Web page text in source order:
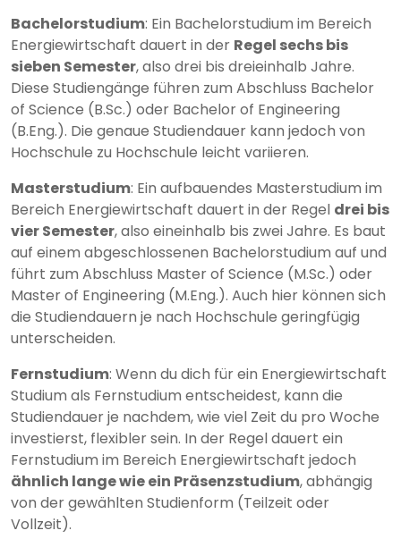
Bachelorstudium: Ein Bachelorstudium im Bereich
Energiewirtschaft dauert in der Regel sechs bis
sieben Semester, also drei bis dreieinhalb Jahre.
Diese Studiengänge führen zum Abschluss Bachelor
of Science (B.Sc.) oder Bachelor of Engineering
(B.Eng.). Die genaue Studiendauer kann jedoch von
Hochschule zu Hochschule leicht variieren.
Masterstudium: Ein aufbauendes Masterstudium im
Bereich Energiewirtschaft dauert in der Regel drei bis
vier Semester, also eineinhalb bis zwei Jahre. Es baut
auf einem abgeschlossenen Bachelorstudium auf und
führt zum Abschluss Master of Science (M.Sc.) oder
Master of Engineering (M.Eng.). Auch hier können sich
die Studiendauern je nach Hochschule geringfügig
unterscheiden.
Fernstudium: Wenn du dich für ein Energiewirtschaft
Studium als Fernstudium entscheidest, kann die
Studiendauer je nachdem, wie viel Zeit du pro Woche
investierst, flexibler sein. In der Regel dauert ein
Fernstudium im Bereich Energiewirtschaft jedoch
ähnlich lange wie ein Präsenzstudium, abhängig
von der gewählten Studienform (Teilzeit oder
Vollzeit).